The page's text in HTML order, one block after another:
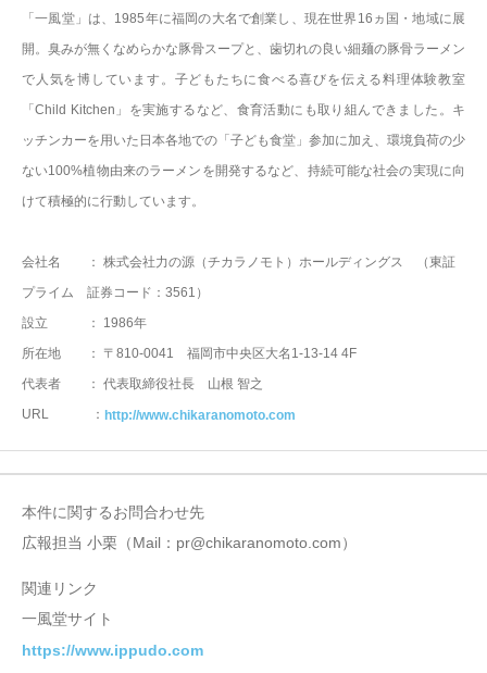
「一風堂」は、1985年に福岡の大名で創業し、現在世界16ヵ国・地域に展
開。臭みが無くなめらかな豚骨スープと、歯切れの良い細麺の豚骨ラーメン
で人気を博しています。子どもたちに食べる喜びを伝える料理体験教室
「Child Kitchen」を実施するなど、食育活動にも取り組んできました。キ
ッチンカーを用いた日本各地での「子ども食堂」参加に加え、環境負荷の少
ない100%植物由来のラーメンを開発するなど、持続可能な社会の実現に向
けて積極的に行動しています。
会社名 ： 株式会社力の源（チカラノモト）ホールディングス （東証
プライム 証券コード：3561）
設立 ： 1986年
所在地 ： 〒810-0041 福岡市中央区大名1-13-14 4F
代表者 ： 代表取締役社長 山根 智之
URL ： http://www.chikaranomoto.com
本件に関するお問合わせ先
広報担当 小栗（Mail：pr@chikaranomoto.com）
関連リンク
一風堂サイト
https://www.ippudo.com